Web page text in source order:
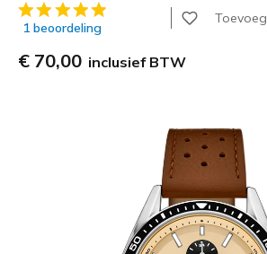
4,5 van de 5 klantbeoordelingen
1 beoordeling
€ 70,00 inclusief BTW